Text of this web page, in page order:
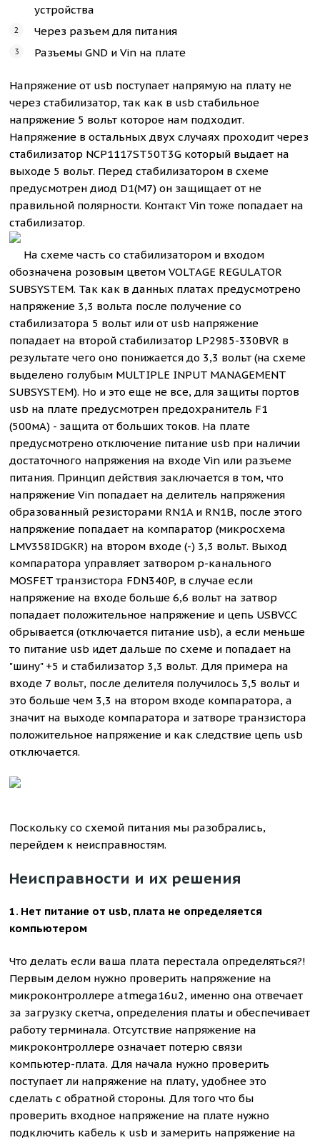
устройства
Через разъем для питания
Разъемы GND и Vin на плате
Напряжение от usb поступает напрямую на плату не
через стабилизатор, так как в usb стабильное
напряжение 5 вольт которое нам подходит.
Напряжение в остальных двух случаях проходит через
стабилизатор NCP1117ST50T3G который выдает на
выходе 5 вольт. Перед стабилизатором в схеме
предусмотрен диод D1(M7) он защищает от не
правильной полярности. Контакт Vin тоже попадает на
стабилизатор.
На схеме часть со стабилизатором и входом
обозначена розовым цветом VOLTAGE REGULATOR
SUBSYSTEM. Так как в данных платах предусмотрено
напряжение 3,3 вольта после получение со
стабилизатора 5 вольт или от usb напряжение
попадает на второй стабилизатор LP2985-330BVR в
результате чего оно понижается до 3,3 вольт (на схеме
выделено голубым MULTIPLE INPUT MANAGEMENT
SUBSYSTEM). Но и это еще не все, для защиты портов
usb на плате предусмотрен предохранитель F1
(500мА) - защита от больших токов. На плате
предусмотрено отключение питание usb при наличии
достаточного напряжения на входе Vin или разъеме
питания. Принцип действия заключается в том, что
напряжение Vin попадает на делитель напряжения
образованный резисторами RN1A и RN1B, после этого
напряжение попадает на компаратор (микросхема
LMV358IDGKR) на втором входе (-) 3,3 вольт. Выход
компаратора управляет затвором p-канального
MOSFET транзистора FDN340P, в случае если
напряжение на входе больше 6,6 вольт на затвор
попадает положительное напряжение и цепь USBVCC
обрывается (отключается питание usb), а если меньше
то питание usb идет дальше по схеме и попадает на
"шину" +5 и стабилизатор 3,3 вольт. Для примера на
входе 7 вольт, после делителя получилось 3,5 вольт и
это больше чем 3,3 на втором входе компаратора, а
значит на выходе компаратора и затворе транзистора
положительное напряжение и как следствие цепь usb
отключается.
Поскольку со схемой питания мы разобрались,
перейдем к неисправностям.
Неисправности и их решения
1. Нет питание от usb, плата не определяется
компьютером
Что делать если ваша плата перестала определяться?!
Первым делом нужно проверить напряжение на
микроконтроллере atmega16u2, именно она отвечает
за загрузку скетча, определения платы и обеспечивает
работу терминала. Отсутствие напряжение на
микроконтроллере означает потерю связи
компьютер-плата. Для начала нужно проверить
поступает ли напряжение на плату, удобнее это
сделать с обратной стороны. Для того что бы
проверить входное напряжение на плате нужно
подключить кабель к usb и замерить напряжение на